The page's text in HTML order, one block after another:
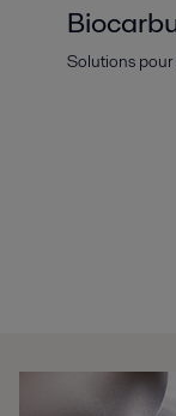
Solutions